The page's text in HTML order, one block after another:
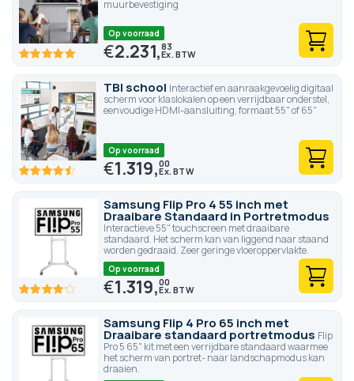
muurbevestiging
100 100
Op voorraad
€2.231,83
TBI school Interactief en aanraakgevoelig digitaal
scherm voor klaslokalen op een verrijdbaar onderstel,
eenvoudige HDMI-aansluiting, formaat 55" of 65"
90 100
Op voorraad
€1.319,00
Samsung Flip Pro 4 55 inch met
Draaibare Standaard in Portretmodus
Interactieve 55" touchscreen met draaibare
standaard. Het scherm kan van liggend naar staand
worden gedraaid. Zeer geringe vloeroppervlakte.
83.4 100
Op voorraad
€1.319,00
Samsung Flip 4 Pro 65 inch met
Draaibare standaard portretmodus Flip
Pro 5 65" kit met een verrijdbare standaard waarmee
het scherm van portret- naar landschapmodus kan
draaien.